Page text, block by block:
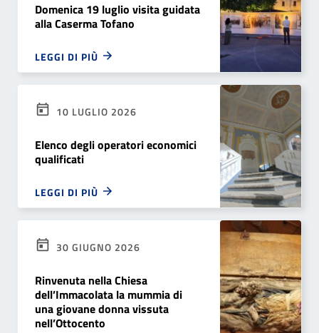
Domenica 19 luglio visita guidata
alla Caserma Tofano
LEGGI DI PIÙ
10 LUGLIO 2026
Elenco degli operatori economici
qualificati
LEGGI DI PIÙ
30 GIUGNO 2026
Rinvenuta nella Chiesa
dell’Immacolata la mummia di
una giovane donna vissuta
nell’Ottocento